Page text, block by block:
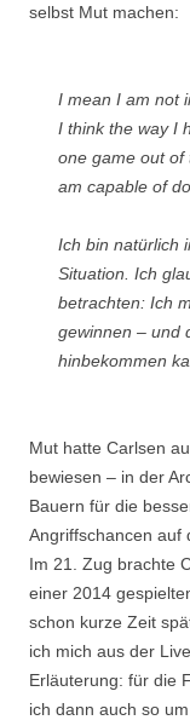
selbst Mut machen:
I mean I am not
I think the way I
one game out of
am capable of
Ich bin natürlich
Situation. Ich
betrachten: Ich
gewinnen – und
hinbekommen
Mut hatte Carlsen
bewiesen – in der
Bauern für die
Angriffschancen auf
Im 21. Zug brachte
einer 2014
schon kurze Zeit
ich mich aus der
Erläuterung: für die
ich dann auch so